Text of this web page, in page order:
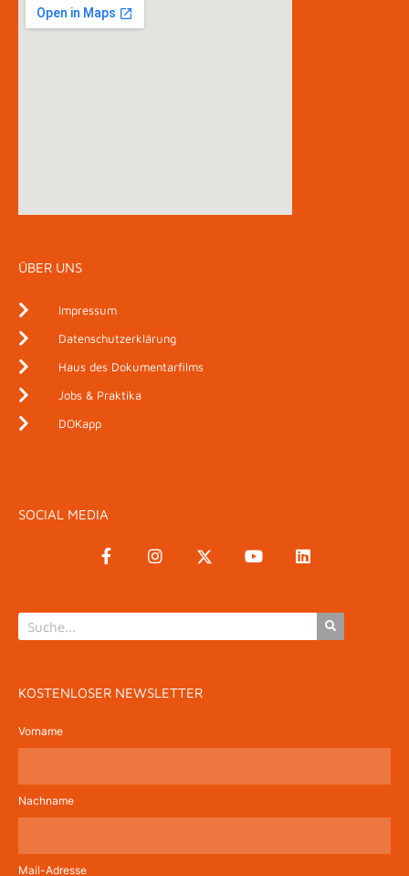
ÜBER UNS
Impressum
Datenschutzerklärung
Haus des Dokumentarfilms
Jobs & Praktika
DOKapp
SOCIAL MEDIA
KOSTENLOSER NEWSLETTER
Vorname
Nachname
Mail-Adresse